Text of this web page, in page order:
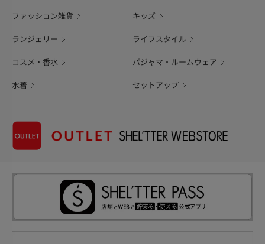
ファッション雑貨 キッズ
ランジェリー ライフスタイル
コスメ・香水 パジャマ・ルームウェア
水着 セットアップ